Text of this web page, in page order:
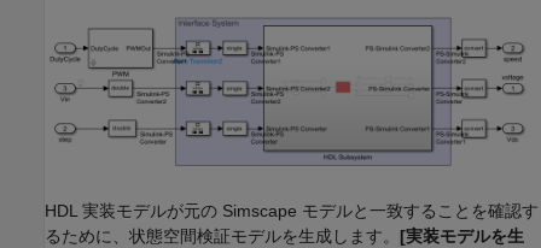
HDL 実装モデルが元の Simscape モデルと一致することを確認す
るために、状態空間検証モデルを生成します。 [実装モデルを生